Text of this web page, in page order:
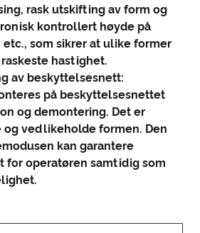
rask utskifting av form og
kontrollert høyde på
som sikrer at ulike former
hastighet.
av beskyttelsesnett:
på beskyttelsesnettet
og demontering. Det er
og vedlikeholde formen. Den
kan garantere
for operatøren samtidig som